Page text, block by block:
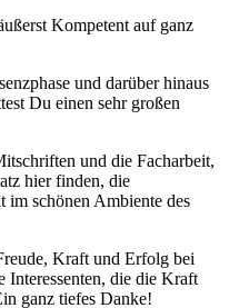
Kompetent auf ganz
und darüber hinaus
Du einen sehr großen
und die Facharbeit,
hier finden, die
im schönen Ambiente des
Kraft und Erfolg bei
Interessenten, die die Kraft
ganz tiefes Danke!